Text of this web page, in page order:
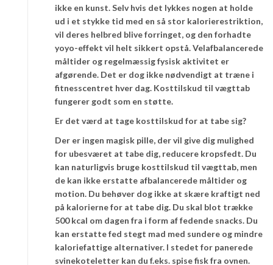
ikke en kunst. Selv hvis det lykkes nogen at holde
ud i et stykke tid med en så stor kalorierestriktion,
vil deres helbred blive forringet, og den forhadte
yoyo-effekt vil helt sikkert opstå. Velafbalancerede
måltider og regelmæssig fysisk aktivitet er
afgørende. Det er dog ikke nødvendigt at træne i
fitnesscentret hver dag. Kosttilskud til vægttab
fungerer godt som en støtte.
Er det værd at tage kosttilskud for at tabe sig?
Der er ingen magisk pille, der vil give dig mulighed
for ubesværet at tabe dig, reducere kropsfedt. Du
kan naturligvis bruge kosttilskud til vægttab, men
de kan ikke erstatte afbalancerede måltider og
motion. Du behøver dog ikke at skære kraftigt ned
på kalorierne for at tabe dig. Du skal blot trække
500 kcal om dagen fra i form af fedende snacks. Du
kan erstatte fed stegt mad med sundere og mindre
kaloriefattige alternativer. I stedet for panerede
svinekoteletter kan du f.eks. spise fisk fra ovnen.